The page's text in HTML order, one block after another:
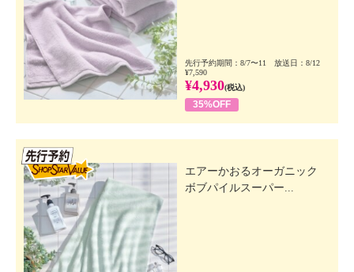
先行予約期間：8/7〜11 放送日：8/12
¥7,590
¥4,930(税込)
35%OFF
エアーかおるオーガニック
ボブパイルスーパー...